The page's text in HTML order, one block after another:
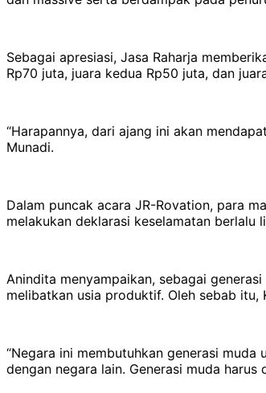
Sebagai apresiasi, Jasa Raharja
Rp70 juta, juara kedua Rp50 juta, dan
“Harapannya, dari ajang ini akan
Munadi.
Dalam puncak acara JR-Rovation, para
melakukan deklarasi keselamatan berlalu
Anindita menyampaikan, sebagai
melibatkan usia produktif. Oleh sebab itu,
“Negara ini membutuhkan generasi
dengan negara lain. Generasi muda